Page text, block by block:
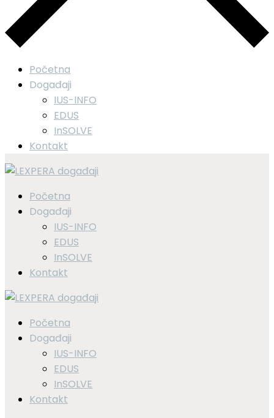
Početna
Događaji
IUS-INFO
EDUS
InSOLVE
Kontakt
Početna
Događaji
IUS-INFO
EDUS
InSOLVE
Kontakt
Početna
Događaji
IUS-INFO
EDUS
InSOLVE
Kontakt